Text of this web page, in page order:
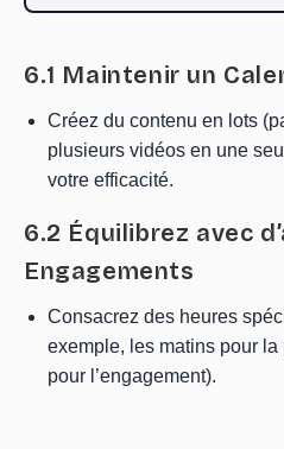
6.1 Maintenir un
Créez du contenu en lots
plusieurs vidéos en une
votre efficacité.
6.2 Équilibrez avec
Engagements
Consacrez des heures
exemple, les matins pour
pour l’engagement).